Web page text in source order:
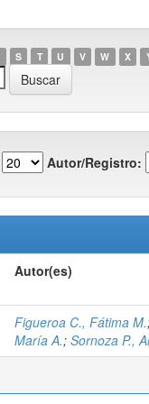
S T U V W X
Autor/Registro:
Autor(es)
Figueroa C., Fátima M.
María A.; Sornoza P.,